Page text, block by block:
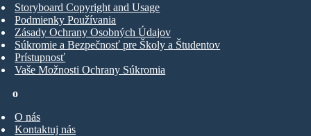
o
O nás
Kontaktuj nás
Storyboard Copyright and Usage
Podmienky Používania
Zásady Ochrany Osobných Údajov
Súkromie a Bezpečnosť pre Školy a Študentov
Prístupnosť
Vaše Možnosti Ochrany Súkromia